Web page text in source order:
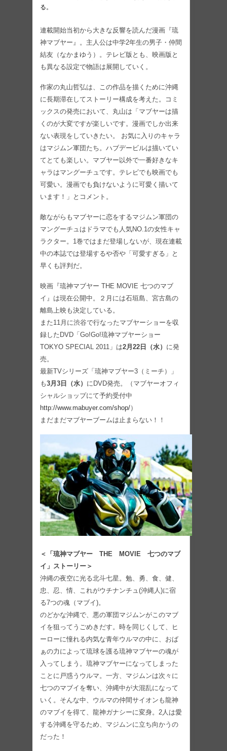
る。
連載開始当初から大きな反響を読んだ漫画『琉
神マブヤー』。主人公は中学2年生の男子・仲間
結友（なかまゆう）。テレビ版とも、映画版と
も異なる設定で物語は展開していく。
作家の丸山哲弘は、この作品を描くために沖縄
に長期滞在してストーリー構成を考えた。コミ
ックスの発売において、丸山は「マブヤーは描
くのが大変ですが楽しいです。漫画でしか出来
ない表現をしていきたい。 お気に入りのキャラ
はマジムン軍団たち。ハブデービルは描いてい
てとても楽しい。マブヤー以外で一番好きなキ
ャラはマングーチュです。テレビでも映画でも
可愛い。漫画でも負けないように可愛く描いて
います！」とコメント。
敵ながらもマブヤーに恋をするマジムン軍団の
マングーチュはドラマでも人気NO.1の女性キャ
ラクター。1巻ではまだ登場しないが、現在連載
中の本誌では登場するや否や「可愛すぎる」と
早くも評判だ。
映画『琉神マブヤー THE MOVIE 七つのマブ
イ』は現在公開中。２月には石垣島、宮古島の
離島上映も決定している。
また11月に渋谷で行なったマブヤーショーを収
録したDVD「Go!Go!琉神マブヤーショー
TOKYO SPECIAL 2011」は2月22日（水） に発
売。
最新TVシリーズ「琉神マブヤー3（ミーチ）」
も3月3日（水） にDVD発売。（マブヤーオフィ
シャルショップにて予約受付中
http://www.mabuyer.com/shop/）
まだまだマブヤーブームは止まらない！！
＜「琉神マブヤー THE MOVIE 七つのマブ
イ」ストーリー＞
沖縄の夜空に光る北斗七星。勉、勇、食、健、
忠、忍、情、これがウチナンチュ(沖縄人)に宿
る7つの魂（マブイ)。
のどかな沖縄で、悪の軍団マジムンがこのマブ
イを狙ってうごめきだす。時を同じくして、ヒ
ーローに憧れる内気な青年ウルマの中に、おば
ぁの力によって琉球を護る琉神マブヤーの魂が
入ってしまう。琉神マブヤーになってしまった
ことに戸惑うウルマ。一方、マジムンは次々に
七つのマブイを奪い、沖縄中が大混乱になって
いく。そんな中、ウルマの仲間サイオンも龍神
のマブイを得て、龍神ガナシーに変身。2人は愛
する沖縄を守るため、マジムンに立ち向かうの
だった！